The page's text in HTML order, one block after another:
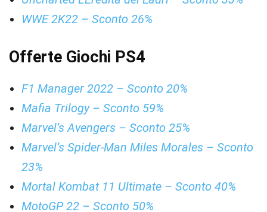
WWE 2K22 – Sconto 26%
Offerte Giochi PS4
F1 Manager 2022 – Sconto 20%
Mafia Trilogy – Sconto 59%
Marvel’s Avengers – Sconto 25%
Marvel’s Spider-Man Miles Morales – Sconto
23%
Mortal Kombat 11 Ultimate – Sconto 40%
MotoGP 22 – Sconto 50%